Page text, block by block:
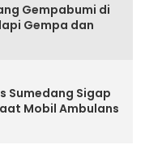
Gempabumi di
Gempa dan
Sumedang Sigap
Mobil Ambulans